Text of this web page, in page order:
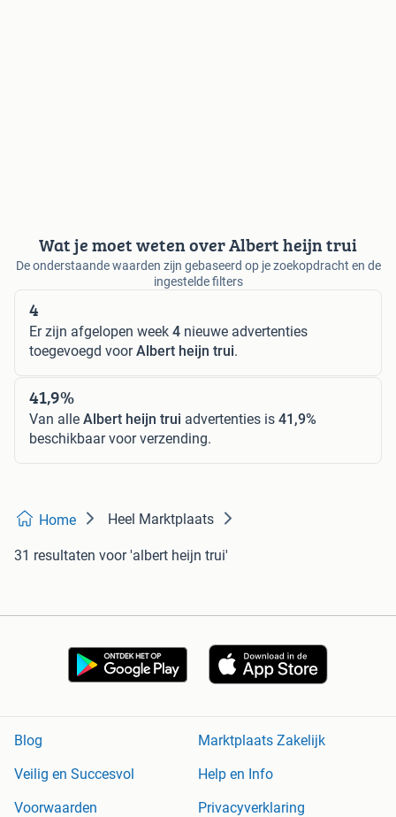
Wat je moet weten over Albert heijn trui
De onderstaande waarden zijn gebaseerd op je zoekopdracht en de
ingestelde filters
4
Er zijn afgelopen week 4 nieuwe advertenties
toegevoegd voorAlbert heijn trui.
41,9%
Van alle Albert heijn trui advertenties is 41,9%
beschikbaar voor verzending.
Home Heel Marktplaats
31 resultaten voor 'albert heijn trui'
Blog
Marktplaats Zakelijk
Veilig en Succesvol
Help en Info
Voorwaarden
Privacyverklaring